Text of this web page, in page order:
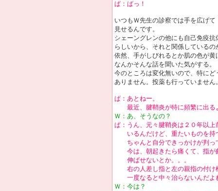
ぱ：ぱっ！
いつもＷ先生の診察では手を広げて
見せるんです。
シェーングレンの他にも自己免疫抗
らしいから、それと関係している
依然、手がしびれるとか肌の色が黄
なんかそんな話を聞いた気がする。
今のところは変化無いので、特にど
ありません。投薬も行っていません
ぱ：あとねー。
最近、腱鞘炎が特に頻繁に出る
Ｗ：あ、そうなの？
ぱ：うん、元々腱鞘炎は２０年以上
いるんだけど、重たいものを持
ちゃんと自分できっかけが判っ
今は、朝起きたら痛くて、指が
伸ばせないとか。。。
右の人差し指と左の親指の付け
一度なると中々治らないんだよ
Ｗ：今は？